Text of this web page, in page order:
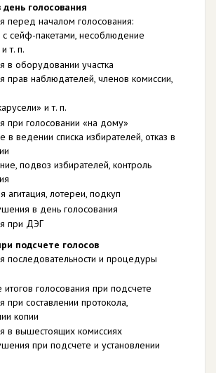
голосования
перед началом голосования:
сейф-пакетами, несоблюдение
т. п.
в оборудовании участка
прав наблюдателей, членов комиссии,
и т. п.
при голосовании «на дому»
в ведении списка избирателей, отказ в
подвоз избирателей, контроль
агитация, лотереи, подкуп
в день голосования
при ДЭГ
подсчете голосов
последовательности и процедуры
голосования при подсчете
составлении протокола,
копии
в вышестоящих комиссиях
при подсчете и установлении